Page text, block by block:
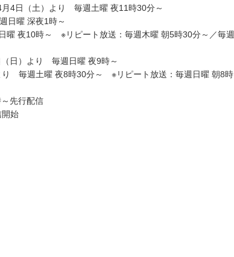
4日（土）より 毎週土曜 夜11時30分～
日曜 深夜1時～
曜 夜10時～ ※リピート放送：毎週木曜 朝5時30分～／毎週
日）より 毎週日曜 夜9時～
り 毎週土曜 夜8時30分～ ※リピート放送：毎週日曜 朝8時
先行配信
開始